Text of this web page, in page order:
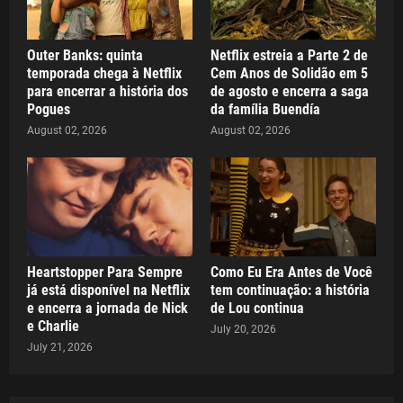
Outer Banks: quinta
temporada chega à Netflix
para encerrar a história dos
Pogues
August 02, 2026
Netflix estreia a Parte 2 de
Cem Anos de Solidão em 5
de agosto e encerra a saga
da família Buendía
August 02, 2026
Heartstopper Para Sempre
já está disponível na Netflix
e encerra a jornada de Nick
e Charlie
July 21, 2026
Como Eu Era Antes de Você
tem continuação: a história
de Lou continua
July 20, 2026